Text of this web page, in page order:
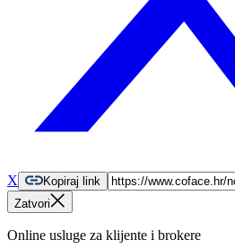
X
Kopiraj link
Zatvori
Online usluge za klijente i brokere